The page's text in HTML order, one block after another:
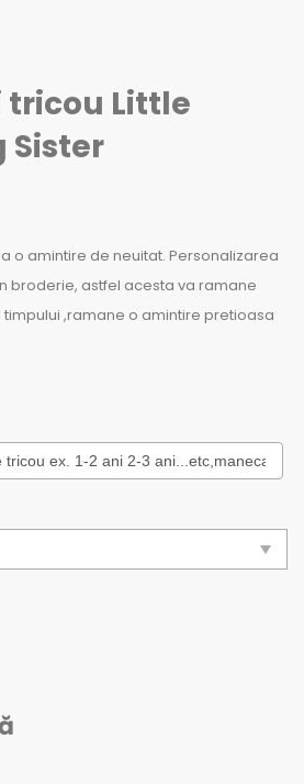
tricou Little
Sister
o amintire de neuitat. Personalizarea
broderie, astfel acesta va ramane
,ramane o amintire pretioasa